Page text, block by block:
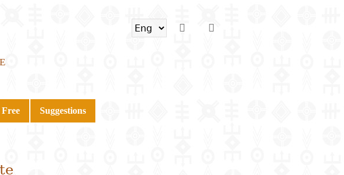
Free Suggestions